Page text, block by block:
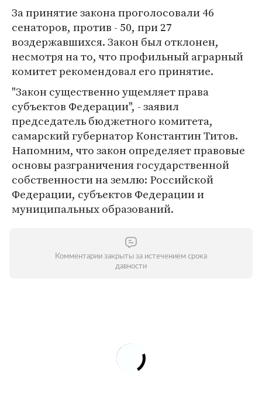
За принятие закона проголосовали 46
сенаторов, против - 50, при 27
воздержавшихся. Закон был отклонен,
несмотря на то, что профильный аграрный
комитет рекомендовал его принятие.
"Закон существенно ущемляет права
субъектов Федерации", - заявил
председатель бюджетного комитета,
самарский губернатор Константин Титов.
Напомним, что закон определяет правовые
основы разграничения государственной
собственности на землю: Российской
Федерации, субъектов Федерации и
муниципальных образований.
Комментарии закрыты за истечением срока
давности